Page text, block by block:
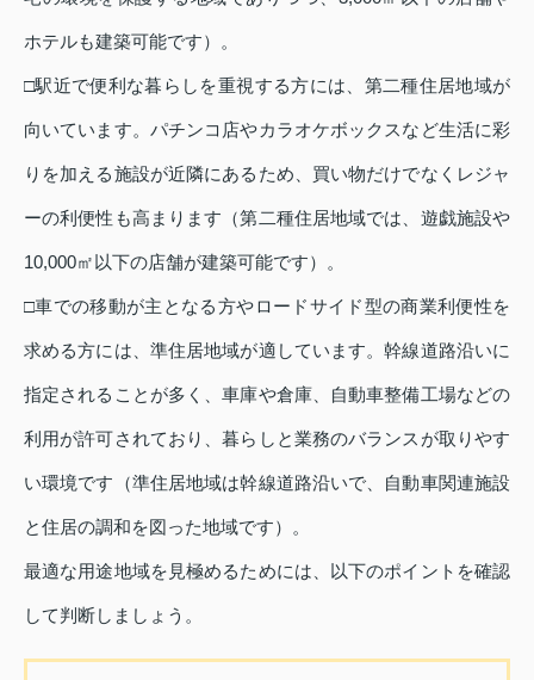
ホテルも建築可能です）。
□駅近で便利な暮らしを重視する方には、第二種住居地域が
向いています。パチンコ店やカラオケボックスなど生活に彩
りを加える施設が近隣にあるため、買い物だけでなくレジャ
ーの利便性も高まります（第二種住居地域では、遊戯施設や
10,000㎡以下の店舗が建築可能です）。
□車での移動が主となる方やロードサイド型の商業利便性を
求める方には、準住居地域が適しています。幹線道路沿いに
指定されることが多く、車庫や倉庫、自動車整備工場などの
利用が許可されており、暮らしと業務のバランスが取りやす
い環境です（準住居地域は幹線道路沿いで、自動車関連施設
と住居の調和を図った地域です）。
最適な用途地域を見極めるためには、以下のポイントを確認
して判断しましょう。